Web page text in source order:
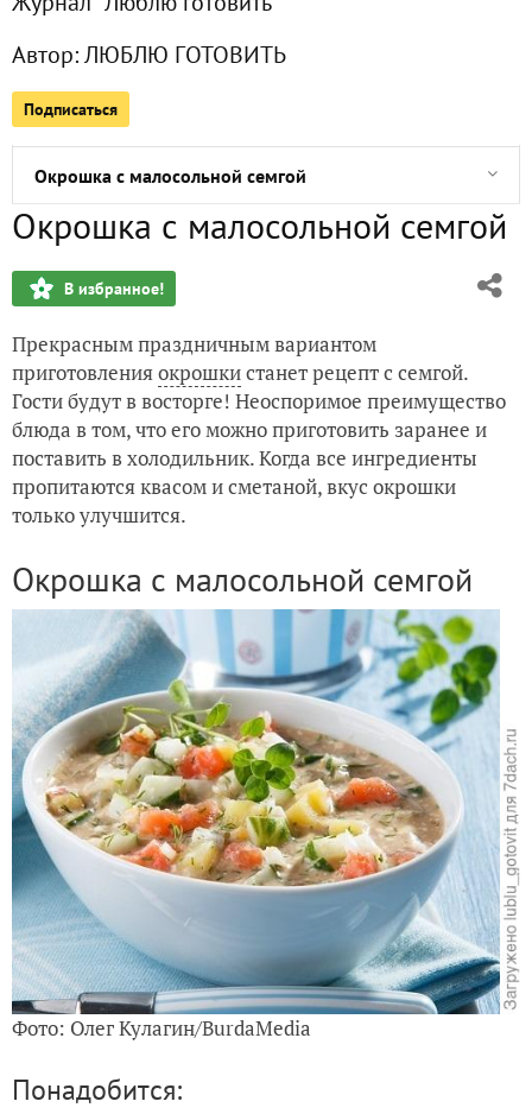
Автор:ЛЮБЛЮ ГОТОВИТЬ
Подписаться
Летние рецепты: 5 оригинальных салатов с клубникой
Гамбургер с картошкой
Окрошка с малосольной семгой
Сборная окрошка с курицей и свининой
Сэндвич с индейкой и зеленым соусом. Мастер-класс
Окрошка по-мордовски с треской
Окрошка с курицей и говядиной
Окрошка на кефире с зеленью, огурцом, редисом и
Окрошка с малосольной семгой
В избранное!
Прекрасным праздничным вариантом
приготовленияокрошкистанет рецепт с семгой.
Гости будут в восторге! Неоспоримое преимущество
блюда в том, что его можно приготовить заранее и
поставить в холодильник. Когда все ингредиенты
пропитаются квасом и сметаной, вкус окрошки
только улучшится.
Окрошка с малосольной семгой
Фото: Олег Кулагин/BurdaMedia
Понадобится: